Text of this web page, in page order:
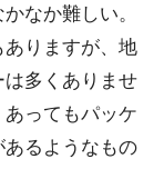
なか難しい。
りますが、地
多くありませ
ってもパッケ
るようなもの